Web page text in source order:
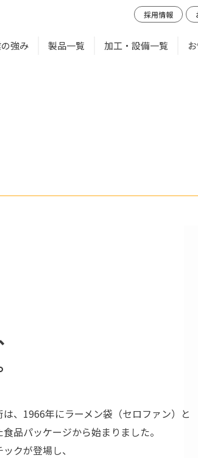
強み 製品一覧 加工・設備一覧
採用情報
、1966年にラーメン袋（セロファン）と
品パッケージから始まりました。
クが登場し、